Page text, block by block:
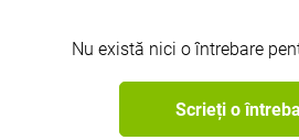
Nu există nici o întrebare
Scrieți o